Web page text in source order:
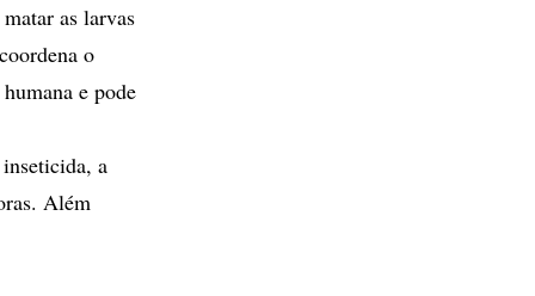
as larvas
o
e pode
a
Além